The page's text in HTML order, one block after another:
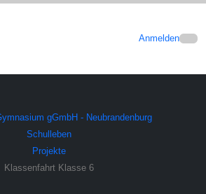
Anmelden
gGmbH - Neubrandenburg
Schulleben
Projekte
Klassenfahrt Klasse 6